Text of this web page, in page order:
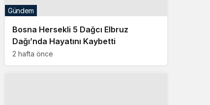
Bosna Hersekli 5 Dağcı Elbruz
Dağı’nda Hayatını Kaybetti
2 hafta önce
Gündem